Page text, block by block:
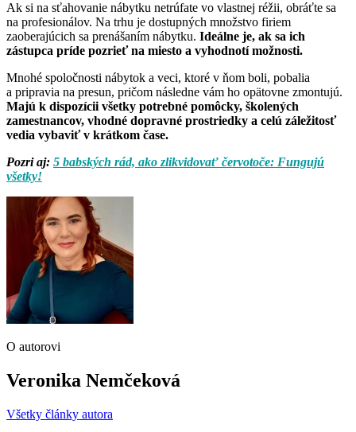
Ak si na sťahovanie nábytku netrúfate vo vlastnej réžii, obráťte sa
na profesionálov. Na trhu je dostupných množstvo firiem
zaoberajúcich sa prenášaním nábytku. Ideálne je, ak sa ich
zástupca príde pozrieť na miesto a vyhodnotí možnosti.
Mnohé spoločnosti nábytok a veci, ktoré v ňom boli, pobalia
a pripravia na presun, pričom následne vám ho opätovne zmontujú.
Majú k dispozícii všetky potrebné pomôcky, školených
zamestnancov, vhodné dopravné prostriedky a celú záležitosť
vedia vybaviť v krátkom čase.
Pozri aj: 5 babských rád, ako zlikvidovať červotoče: Fungujú
všetky!
O autorovi
Veronika Nemčeková
Všetky články autora